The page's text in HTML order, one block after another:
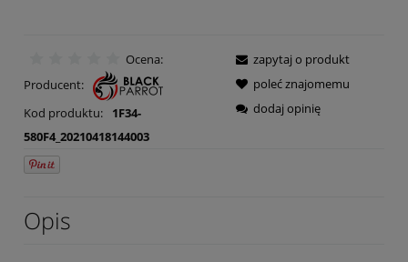
Ocena:
Producent:
Kod produktu:
1F34-
580F4_20210418144003
zapytaj o produkt
poleć znajomemu
dodaj opinię
Opis